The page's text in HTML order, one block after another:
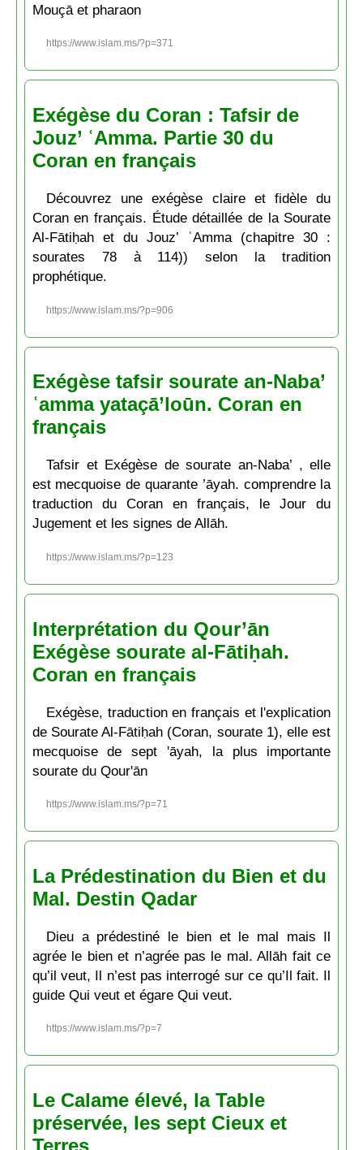
Mouçā et pharaon
https://www.islam.ms/?p=371
Exégèse du Coran : Tafsir de
Jouz’ ʿAmma. Partie 30 du
Coran en français
Découvrez une exégèse claire et fidèle du
Coran en français. Étude détaillée de la Sourate
Al-Fātiḥah et du Jouz’ ʿAmma (chapitre 30 :
sourates 78 à 114)) selon la tradition
prophétique.
https://www.islam.ms/?p=906
Exégèse tafsir sourate an-Naba’
ʿamma yataçā’loūn. Coran en
français
Tafsir et Exégèse de sourate an-Naba’ , elle
est mecquoise de quarante ’āyah. comprendre la
traduction du Coran en français, le Jour du
Jugement et les signes de Allāh.
https://www.islam.ms/?p=123
Interprétation du Qour’ān
Exégèse sourate al-Fātiḥah.
Coran en français
Exégèse, traduction en français et l'explication
de Sourate Al-Fātiḥah (Coran, sourate 1), elle est
mecquoise de sept 'āyah, la plus importante
sourate du Qour'ān
https://www.islam.ms/?p=71
La Prédestination du Bien et du
Mal. Destin Qadar
Dieu a prédestiné le bien et le mal mais Il
agrée le bien et n’agrée pas le mal. Allāh fait ce
qu’il veut, Il n’est pas interrogé sur ce qu’Il fait. Il
guide Qui veut et égare Qui veut.
https://www.islam.ms/?p=7
Le Calame élevé, la Table
préservée, les sept Cieux et
Terres